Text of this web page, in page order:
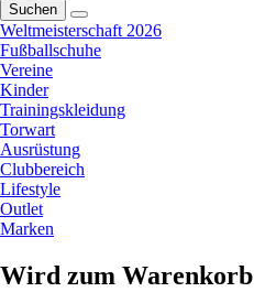
Suchen
Weltmeisterschaft 2026
Fußballschuhe
Vereine
Kinder
Trainingskleidung
Torwart
Ausrüstung
Clubbereich
Lifestyle
Outlet
Marken
Wird zum